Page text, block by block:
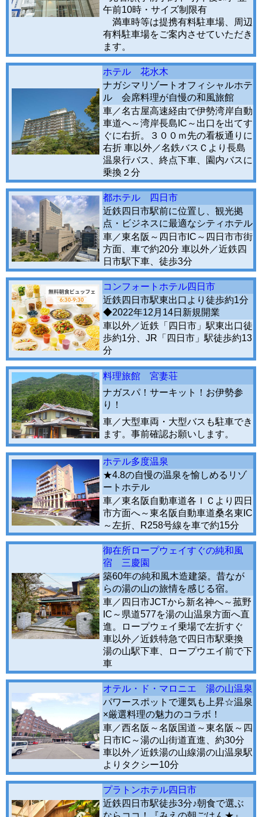
午前10時・サイズ制限有
満車時等は提携有料駐車場、周辺
有料駐車場をご案内させていただき
ます。
ホテル 花水木
ナガシマリゾートオフィシャルホテ
ル 会席料理が自慢の和風旅館
車／名古屋高速経由で伊勢湾岸自動
車道へ～湾岸長島IC～出口を出てす
ぐに右折。３００ｍ先の看板通りに
右折 車以外／名鉄バスＣより長島
温泉行バス、終点下車、園内バスに
乗換２分
都ホテル 四日市
近鉄四日市駅前に位置し、観光拠
点・ビジネスに最適なシティホテル
車／東名阪～四日市IC～四日市市街
方面、車で約20分 車以外／近鉄四
日市駅下車、徒歩3分
コンフォートホテル四日市
近鉄四日市駅東出口より徒歩約1分
◆2022年12月14日新規開業
車以外／近鉄「四日市」駅東出口徒
歩約1分、JR「四日市」駅徒歩約13
分
料理旅館 宮妻荘
ナガスパ！サーキット！お伊勢参
り！
車／大型車両・大型バスも駐車でき
ます。事前確認お願いします。
ホテル多度温泉
★4.8の自慢の温泉を愉しめるリゾ
ートホテル
車／東名阪自動車道各ＩＣより四日
市方面へ～東名阪自動車道桑名東IC
～左折、R258号線を車で約15分
御在所ロープウェイすぐの純和風
宿 三慶園
築60年の純和風木造建築。昔なが
らの湯の山の旅情を感じる宿。
車／四日市JCTから新名神へ～菰野
IC～県道577を湯の山温泉方面へ直
進。ロープウェイ乗場で左折すぐ
車以外／近鉄特急で四日市駅乗換
湯の山駅下車、ロープウエイ前で下
車
オテル・ド・マロニエ 湯の山温泉
パワースポットで運気も上昇☆温泉
×厳選料理の魅力のコラボ！
車／西名阪～名阪国道～東名阪～四
日市IC～湯の山街道直進、約30分
車以外／近鉄湯の山線湯の山温泉駅
よりタクシー10分
プラトンホテル四日市
近鉄四日市駅徒歩3分♪朝食で選ぶ